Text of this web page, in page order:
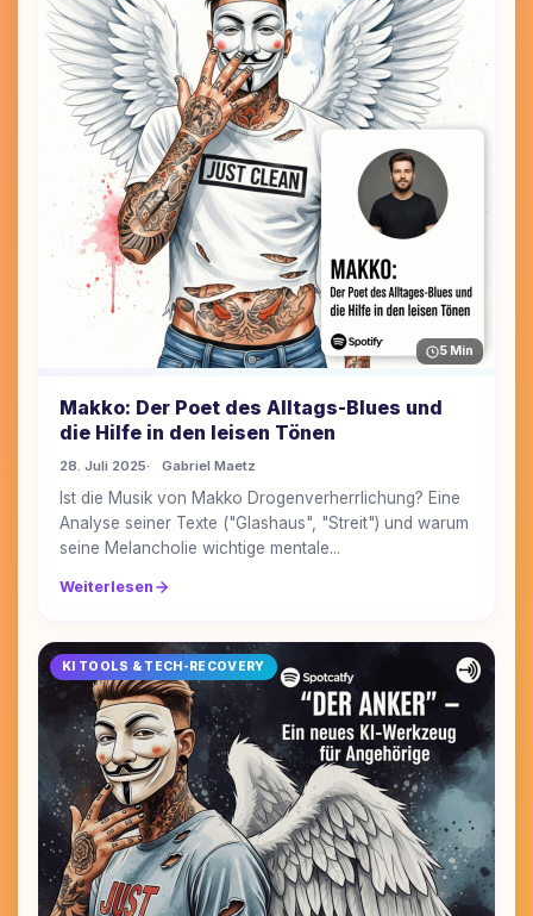
5 Min
Makko: Der Poet des Alltags-Blues und
die Hilfe in den leisen Tönen
28. Juli 2025 Gabriel Maetz
Ist die Musik von Makko Drogenverherrlichung? Eine
Analyse seiner Texte ("Glashaus", "Streit") und warum
seine Melancholie wichtige mentale...
Weiterlesen
KI TOOLS & TECH-RECOVERY